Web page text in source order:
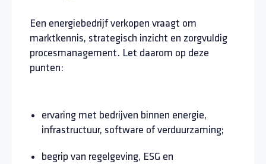
Een energiebedrijf verkopen vraagt om
marktkennis, strategisch inzicht en zorgvuldig
procesmanagement. Let daarom op deze
punten:
ervaring met bedrijven binnen energie,
infrastructuur, software of verduurzaming;
begrip van regelgeving, ESG en